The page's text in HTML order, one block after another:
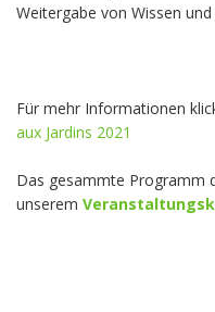
Weitergabe von Wissen
Für mehr Informationen
aux Jardins 2021
Das gesammte Programm
unserem